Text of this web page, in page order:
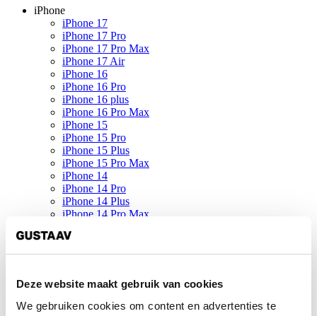
Deze website maakt gebruik van cookies
We gebruiken cookies om content en advertenties te
iPhone
iPhone 17
iPhone 17 Pro
iPhone 17 Pro Max
iPhone 17 Air
iPhone 16
iPhone 16 Pro
iPhone 16 plus
iPhone 16 Pro Max
iPhone 15
iPhone 15 Pro
iPhone 15 Plus
iPhone 15 Pro Max
iPhone 14
iPhone 14 Pro
iPhone 14 Plus
iPhone 14 Pro Max
iPhone 13 Pro
iPhone 13 Mini
iPhone SE (2022)
iPhone 12
iPhone 12 Pro